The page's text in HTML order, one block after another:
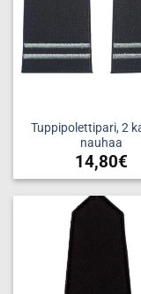
Tuppipolettipari, 2
nauhaa
14,80€